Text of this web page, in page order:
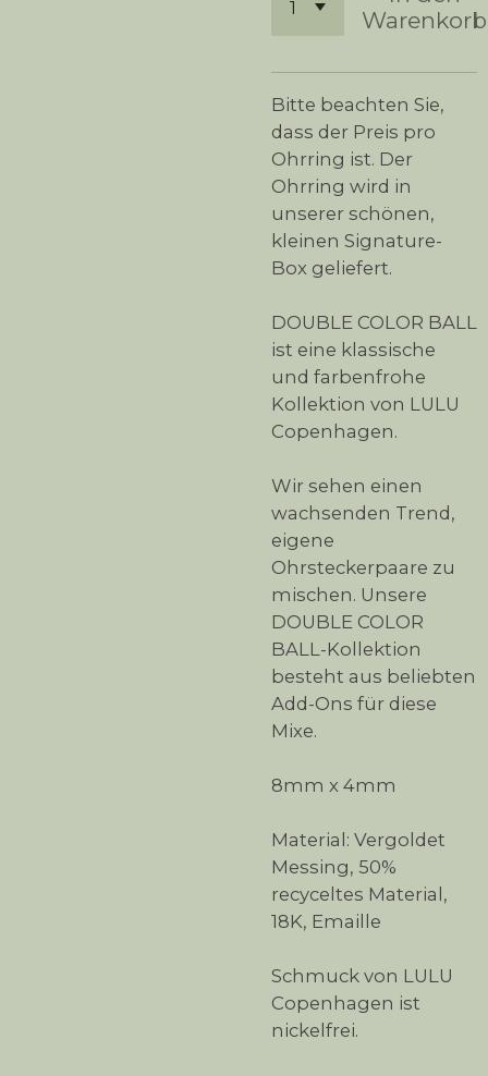
Warenkorb
Bitte beachten Sie,
dass der Preis pro
Ohrring ist. Der
Ohrring wird in
unserer schönen,
kleinen Signature-
Box geliefert.
DOUBLE COLOR BALL
ist eine klassische
und farbenfrohe
Kollektion von LULU
Copenhagen.
Wir sehen einen
wachsenden Trend,
eigene
Ohrsteckerpaare zu
mischen. Unsere
DOUBLE COLOR
BALL-Kollektion
besteht aus beliebten
Add-Ons für diese
Mixe.
8mm x 4mm
Material: Vergoldet
Messing, 50%
recyceltes Material,
18K, Emaille
Schmuck von LULU
Copenhagen ist
nickelfrei.